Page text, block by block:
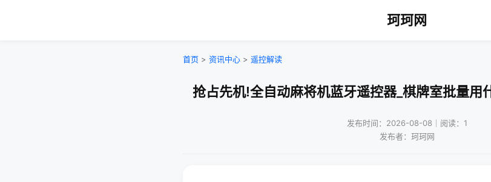
珂珂网
首页 > 资讯中心 > 遥控解读
抢占先机!全自动麻将机蓝牙遥控器_棋牌室批量用
发布时间：2026-08-08｜阅读：1
发布者：珂珂网